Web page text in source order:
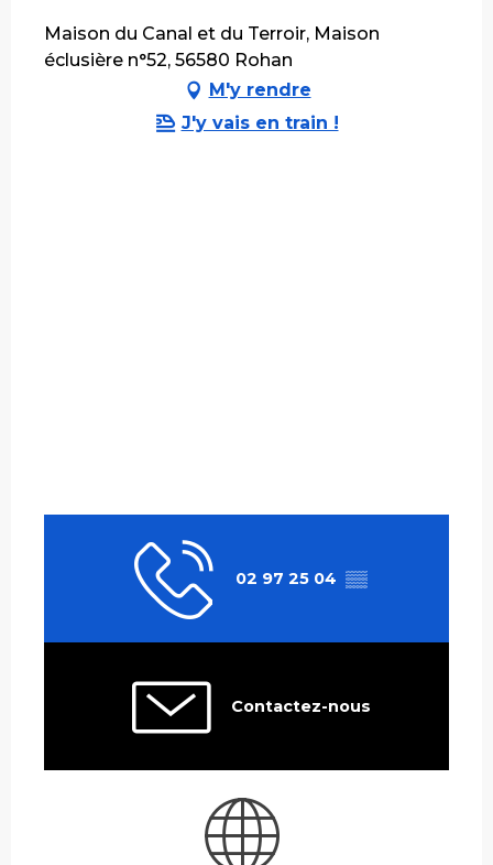
Maison du Canal et du Terroir, Maison
éclusière n°52, 56580 Rohan
M'y rendre
J'y vais en train !
02 97 25 04 ▒▒
Contactez-nous